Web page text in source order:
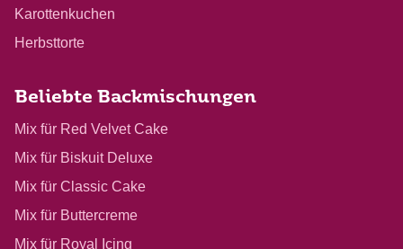
Karottenkuchen
Herbsttorte
Beliebte Backmischungen
Mix für Red Velvet Cake
Mix für Biskuit Deluxe
Mix für Classic Cake
Mix für Buttercreme
Mix für Royal Icing